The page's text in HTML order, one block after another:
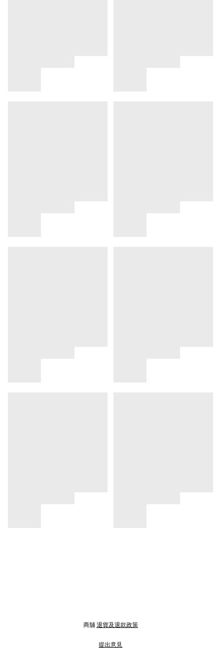
商舖 退貨及退款政策
提出意見